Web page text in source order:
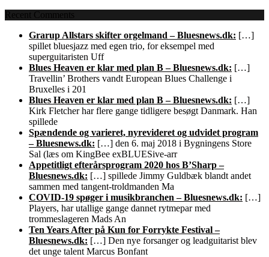
Recent Comments
Grarup Allstars skifter orgelmand – Bluesnews.dk: […]
spillet bluesjazz med egen trio, for eksempel med
superguitaristen Uff
Blues Heaven er klar med plan B – Bluesnews.dk: […]
Travellin’ Brothers vandt European Blues Challenge i
Bruxelles i 201
Blues Heaven er klar med plan B – Bluesnews.dk: […]
Kirk Fletcher har flere gange tidligere besøgt Danmark. Han
spillede
Spændende og varieret, nyrevideret og udvidet program
– Bluesnews.dk: […] den 6. maj 2018 i Bygningens Store
Sal (læs om KingBee exBLUESive-arr
Appetitligt efterårsprogram 2020 hos B’Sharp –
Bluesnews.dk: […] spillede Jimmy Guldbæk blandt andet
sammen med tangent-troldmanden Ma
COVID-19 spøger i musikbranchen – Bluesnews.dk: […]
Players, har utallige gange dannet rytmepar med
trommeslageren Mads An
Ten Years After på Kun for Forrykte Festival –
Bluesnews.dk: […] Den nye forsanger og leadguitarist blev
det unge talent Marcus Bonfant